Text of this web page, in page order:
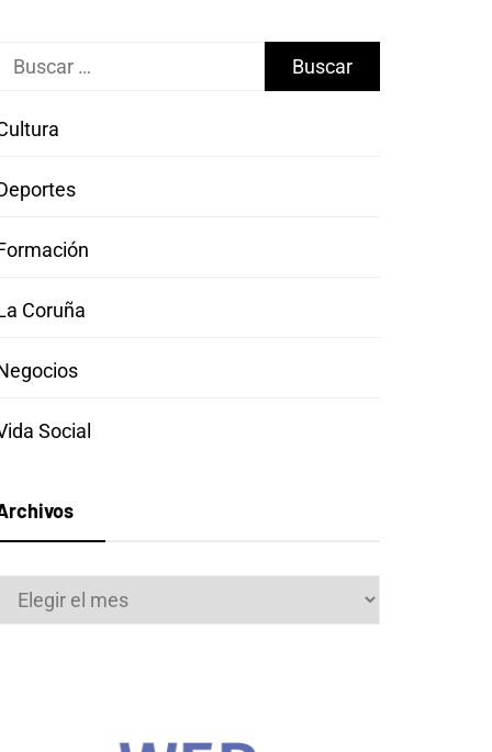
Buscar:
Coruña
Social
Archivos